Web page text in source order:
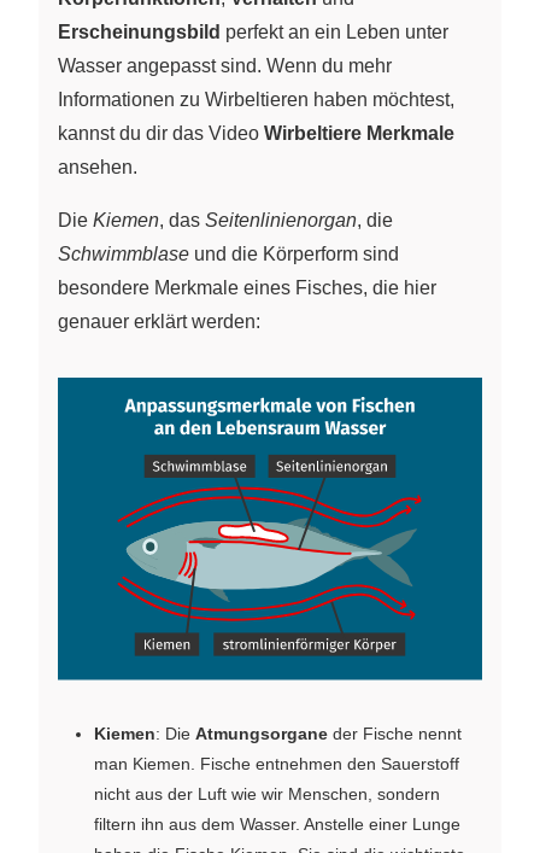
Erscheinungsbild perfekt an ein Leben unter
Wasser angepasst sind. Wenn du mehr
Informationen zu Wirbeltieren haben möchtest,
kannst du dir das Video Wirbeltiere Merkmale
ansehen.
Die Kiemen, das Seitenlinienorgan, die
Schwimmblase und die Körperform sind
besondere Merkmale eines Fisches, die hier
genauer erklärt werden:
Kiemen: Die Atmungsorgane der Fische nennt
man Kiemen. Fische entnehmen den Sauerstoff
nicht aus der Luft wie wir Menschen, sondern
filtern ihn aus dem Wasser. Anstelle einer Lunge